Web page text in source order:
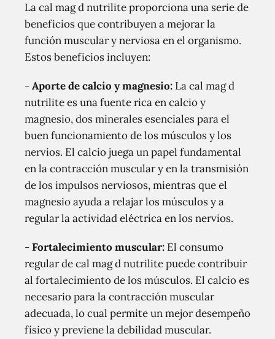
La cal mag d nutrilite proporciona una serie de
beneficios que contribuyen a mejorar la
función muscular y nerviosa en el organismo.
Estos beneficios incluyen:
-Aporte de calcio y magnesio: La cal mag d
nutrilite es una fuente rica en calcio y
magnesio, dos minerales esenciales para el
buen funcionamiento de los músculos y los
nervios. El calcio juega un papel fundamental
en la contracción muscular y en la transmisión
de los impulsos nerviosos, mientras que el
magnesio ayuda a relajar los músculos y a
regular la actividad eléctrica en los nervios.
-Fortalecimiento muscular: El consumo
regular de cal mag d nutrilite puede contribuir
al fortalecimiento de los músculos. El calcio es
necesario para la contracción muscular
adecuada, lo cual permite un mejor desempeño
físico y previene la debilidad muscular.